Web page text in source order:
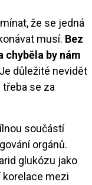
že se jedná
musí. Bez
chyběla by nám
důležité nevidět
se za
součástí
orgánů.
glukózu jako
mezi